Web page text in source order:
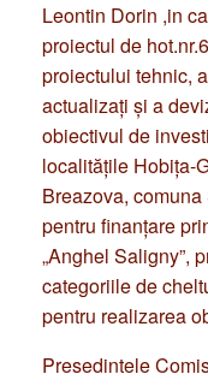
Leontin Dorin ,in
proiectul de
proiectului tehnic,
actualizați și a
obiectivul de
localităţile Hobiţa-
Breazova,
pentru finanțare
„Anghel Saligny”,
categoriile de
pentru realizarea
Presedintele